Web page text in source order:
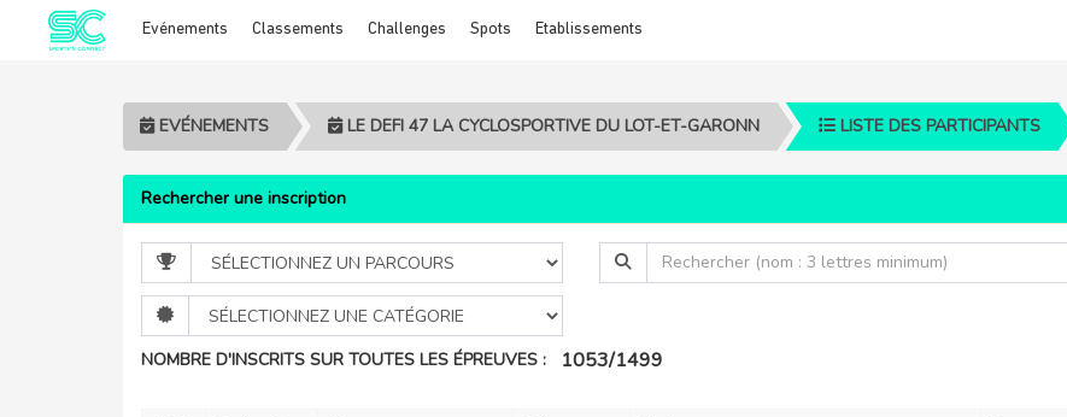
Evénements Classements Challenges Spots Etablissements
EVÉNEMENTS LE DEFI 47 LA CYCLOSPORTIVE DU LOT-ET-GARONN LISTE DES PARTICIPANTS
Rechercher une inscription
NOMBRE D'INSCRITS SUR TOUTES LES ÉPREUVES : 1053/1499